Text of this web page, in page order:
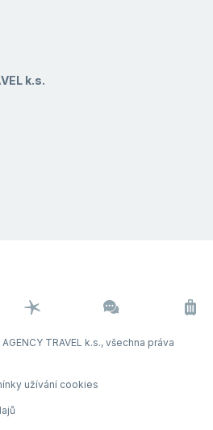
k.s.
TRAVEL k.s., všechna práva
užívání cookies